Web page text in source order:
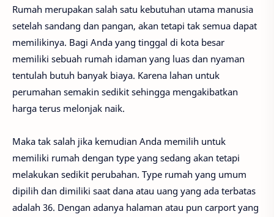
Rumah merupakan salah satu kebutuhan utama manusia
setelah sandang dan pangan, akan tetapi tak semua dapat
memilikinya. Bagi Anda yang tinggal di kota besar
memiliki sebuah rumah idaman yang luas dan nyaman
tentulah butuh banyak biaya. Karena lahan untuk
perumahan semakin sedikit sehingga mengakibatkan
harga terus melonjak naik.
Maka tak salah jika kemudian Anda memilih untuk
memiliki rumah dengan type yang sedang akan tetapi
melakukan sedikit perubahan. Type rumah yang umum
dipilih dan dimiliki saat dana atau uang yang ada terbatas
adalah 36. Dengan adanya halaman atau pun carport yang